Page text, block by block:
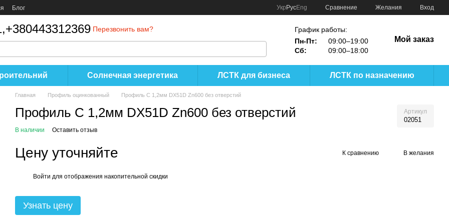
Блог Укр РусEng Сравнение Желания Вход
+380443312369 Перезвонить вам?
График работы:
Пн-Пт:
09:00–19:00
Сб:
09:00–18:00
Мой заказ
Солнечная энергетика ЛСТК для бизнеса ЛСТК по назначению
Главная Профиль оцинкованный Профиль C 1,2мм DX51D Zn600 без отверстий
Профиль C 1,2мм DX51D Zn600 без отверстий Артикул
02051
В наличии Оставить отзыв
Цену уточняйте К сравнению В желания
Войти для отображения накопительной скидки
Узнать цену